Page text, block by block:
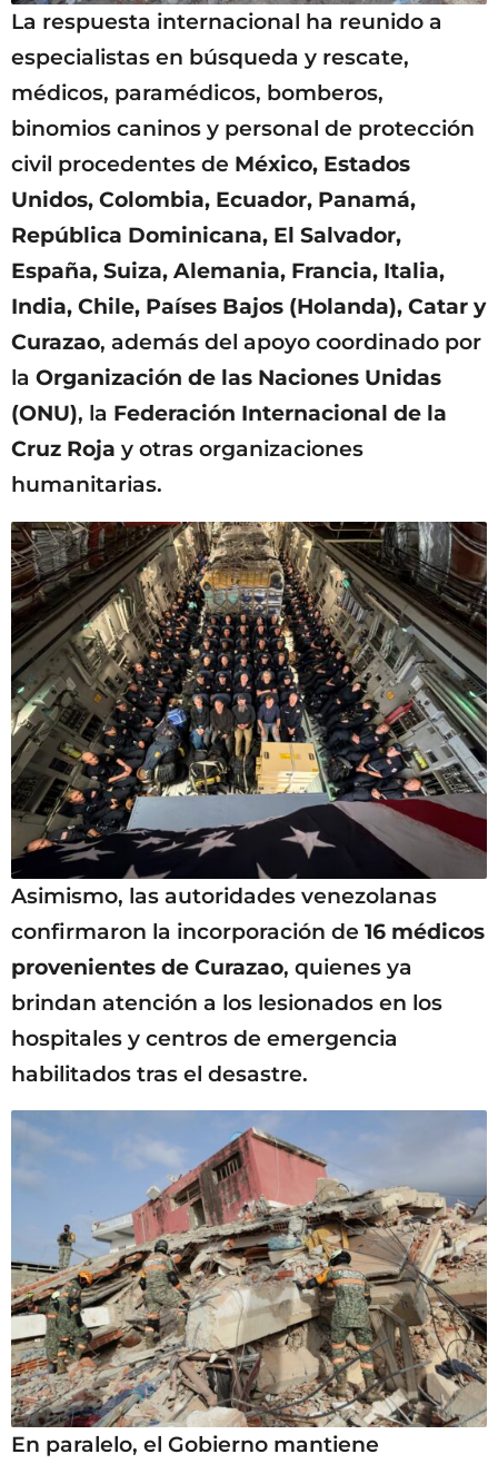
La respuesta internacional ha reunido a
especialistas en búsqueda y rescate,
médicos, paramédicos, bomberos,
binomios caninos y personal de protección
civil procedentes de México, Estados
Unidos, Colombia, Ecuador, Panamá,
República Dominicana, El Salvador,
España, Suiza, Alemania, Francia, Italia,
India, Chile, Países Bajos (Holanda), Catar y
Curazao, además del apoyo coordinado por
la Organización de las Naciones Unidas
(ONU), la Federación Internacional de la
Cruz Roja y otras organizaciones
humanitarias.
Asimismo, las autoridades venezolanas
confirmaron la incorporación de 16 médicos
provenientes de Curazao, quienes ya
brindan atención a los lesionados en los
hospitales y centros de emergencia
habilitados tras el desastre.
En paralelo, el Gobierno mantiene